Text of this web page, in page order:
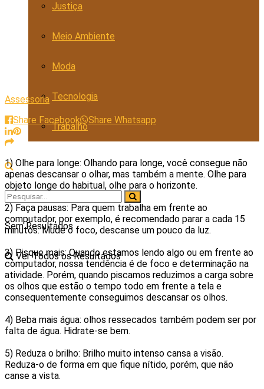
Justiça
Meio Ambiente
Moda
Tecnologia
Trabalho
Sem Resultados
Ver Todos os Resultados
Assessoria
Share Facebook
Share Whatsapp
1) Olhe para longe: Olhando para longe, você consegue não
apenas descansar o olhar, mas também a mente. Olhe para
objeto longe do habitual, olhe para o horizonte.
⠀
2) Faça pausas: Para quem trabalha em frente ao
computador, por exemplo, é recomendado parar a cada 15
minutos. Mude o foco, descanse um pouco da luz.
3) Pisque mais: Quando estamos lendo algo ou em frente ao
computador, nossa tendência é de foco e determinação na
atividade. Porém, quando piscamos reduzimos a carga sobre
os olhos que estão o tempo todo em frente a tela e
consequentemente conseguimos descansar os olhos.
4) Beba mais água: olhos ressecados também podem ser por
falta de água. Hidrate-se bem.
5) Reduza o brilho: Brilho muito intenso cansa a visão.
Reduza-o de forma em que fique nítido, porém, que não
canse a vista.